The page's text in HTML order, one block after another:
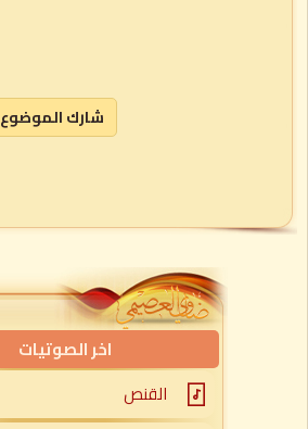
شارك الموضوع
اخر الصوتيات
القنص